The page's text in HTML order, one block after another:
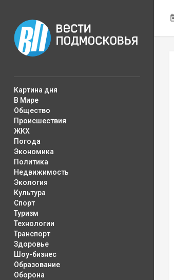
Картина дня
В Мире
Общество
Происшествия
ЖКХ
Погода
Экономика
Политика
Недвижимость
Экология
Культура
Спорт
Туризм
Технологии
Транспорт
Здоровье
Шоу-бизнес
Образование
Оборона